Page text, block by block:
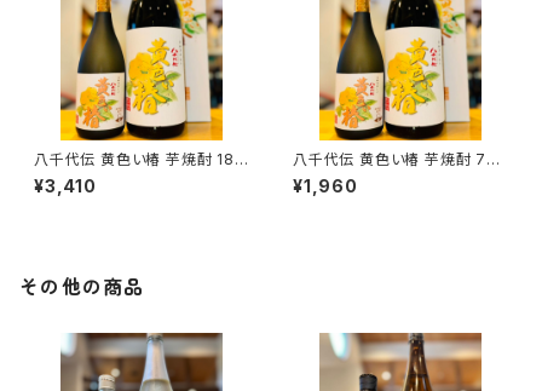
八千代伝 黄色い椿 芋焼酎 180
0ml１本（八千代伝酒造・鹿児島
県垂水市上町）
¥3,410
八千代伝 黄色い椿 芋焼酎 720
ml１本（八千代伝酒造・鹿児島
県垂水市上町）
¥1,960
その他の商品